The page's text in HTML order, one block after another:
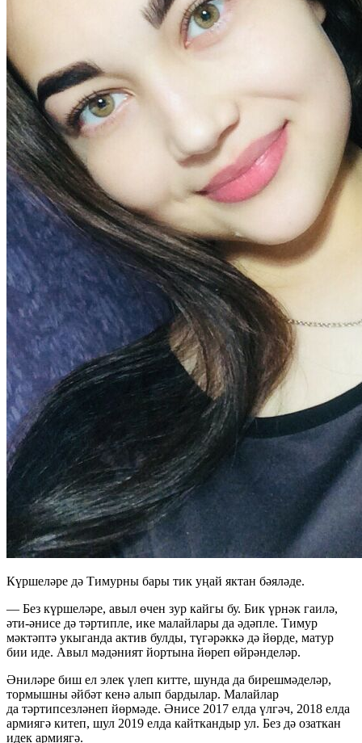
Күршеләре дә Тимурны бары тик уңай яктан бәяләде.
— Без күршеләре, авыл өчен зур кайгы бу. Бик үрнәк гаилә,
әти-әнисе дә тәртипле, ике малайлары да әдәпле. Тимур
мәктәптә укыганда актив булды, түгәрәккә дә йөрде, матур
бии иде. Авыл мәдәният йортына йөреп өйрәнделәр.
Әниләре биш ел элек үлеп китте, шунда да бирешмәделәр,
тормышны әйбәт кенә алып бардылар. Малайлар
да тәртипсезләнеп йөрмәде. Әнисе 2017 елда үлгәч, 2018 елда
армиягә китеп, шул 2019 елда кайткандыр ул. Без дә озаткан
идек армиягә.